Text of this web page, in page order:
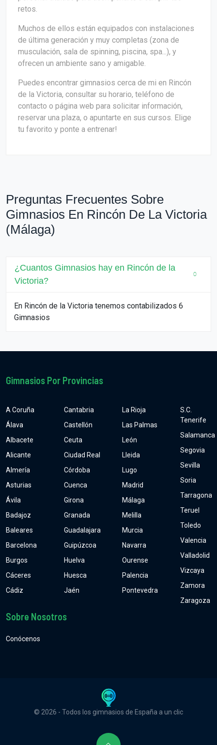
retos.
Muchos de ellos están equipados con instalaciones
de última generación y muy completas (zona de
musculación, sala de spinning, piscina, spa...), y
ofrecen un ambiente sano y amigable.
Puedes encontrar gimnasios cerca de mi en Rincón
de la Victoria, consultar su horario, teléfono de
contacto o página web para solicitar información,
reservar una plaza, o apuntarte en sus cursos. Elige
tu favorito y ponte a entrenar!
Preguntas Frecuentes Sobre
Gimnasios En Rincón De La Victoria
(Málaga)
¿Cuantos Gimnasios hay en Rincón de la
Victoria?
En Rincón de la Victoria tenemos contabilizados 6
Gimnasios
Gimnasios Por Provincias
A Coruña
Álava
Albacete
Alicante
Almería
Asturias
Ávila
Badajoz
Baleares
Barcelona
Burgos
Cáceres
Cádiz
Cantabria
Castellón
Ceuta
Ciudad Real
Córdoba
Cuenca
Girona
Granada
Guadalajara
Guipúzcoa
Huelva
Huesca
Jaén
La Rioja
Las Palmas
León
Lleida
Lugo
Madrid
Málaga
Melilla
Murcia
Navarra
Ourense
Palencia
Pontevedra
S.C.
Tenerife
Salamanca
Segovia
Sevilla
Soria
Tarragona
Teruel
Toledo
Valencia
Valladolid
Vizcaya
Zamora
Zaragoza
Sobre Nosotros
Conócenos
© 2026 - Todos los gimnasios de España a un clic